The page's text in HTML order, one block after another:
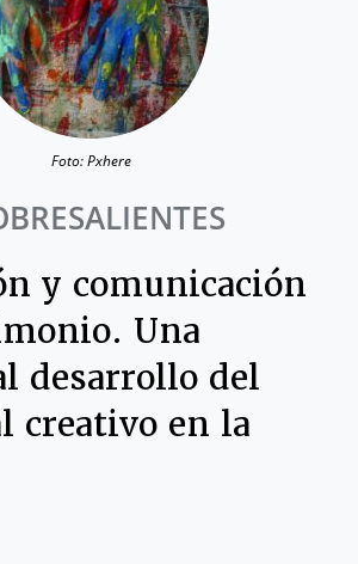
Foto: Pxhere
y comunicación
Una
desarrollo del
creativo en la